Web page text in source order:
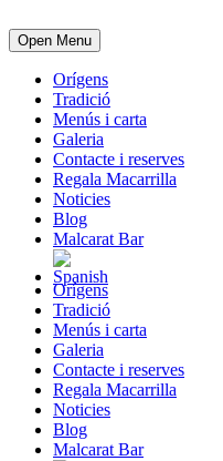
Open Menu
Orígens
Tradició
Menús i carta
Galeria
Contacte i reserves
Regala Macarrilla
Noticies
Blog
Malcarat Bar
Orígens
Tradició
Menús i carta
Galeria
Contacte i reserves
Regala Macarrilla
Noticies
Blog
Malcarat Bar